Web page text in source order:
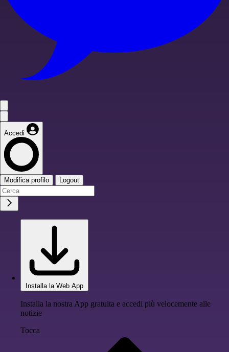
Accedi
Modifica profilo Logout
Installa la Web App
Installa la nostra App gratuita e accedi più velocemente alle
notizie
Tocca